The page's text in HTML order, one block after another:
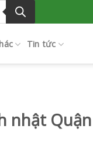
Tin tức
nhật